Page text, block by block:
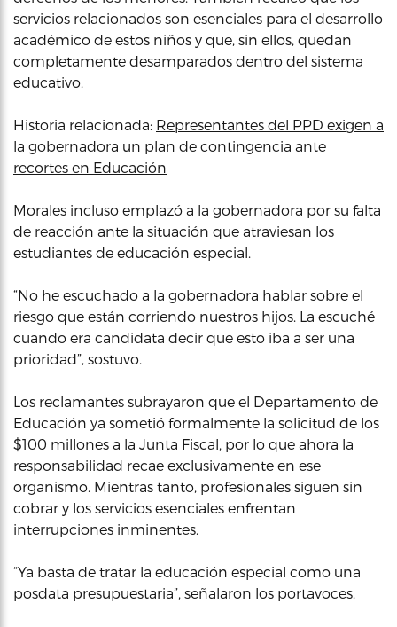
servicios relacionados son esenciales para el desarrollo
académico de estos niños y que, sin ellos, quedan
completamente desamparados dentro del sistema
educativo.
Historia relacionada: Representantes del PPD exigen a
la gobernadora un plan de contingencia ante
recortes en Educación
Morales incluso emplazó a la gobernadora por su falta
de reacción ante la situación que atraviesan los
estudiantes de educación especial.
“No he escuchado a la gobernadora hablar sobre el
riesgo que están corriendo nuestros hijos. La escuché
cuando era candidata decir que esto iba a ser una
prioridad”, sostuvo.
Los reclamantes subrayaron que el Departamento de
Educación ya sometió formalmente la solicitud de los
$100 millones a la Junta Fiscal, por lo que ahora la
responsabilidad recae exclusivamente en ese
organismo. Mientras tanto, profesionales siguen sin
cobrar y los servicios esenciales enfrentan
interrupciones inminentes.
“Ya basta de tratar la educación especial como una
posdata presupuestaria”, señalaron los portavoces.